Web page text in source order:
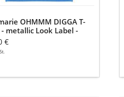
OHMMM DIGGA T-
metallic Look Label -
- Unisex
€